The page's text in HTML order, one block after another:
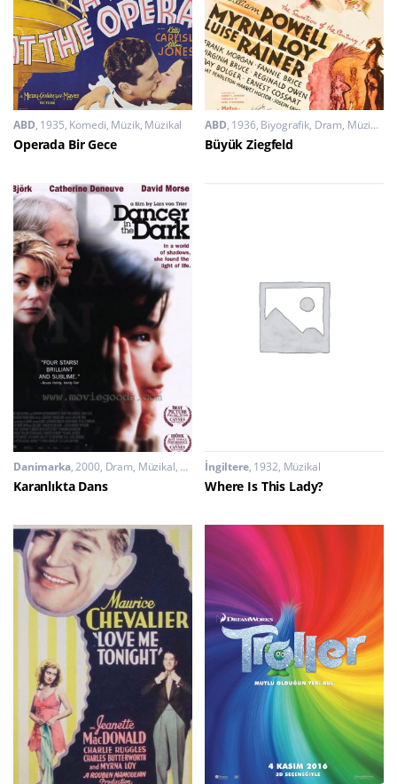
ABD 1935 Komedi, Müzik, Müzikal
Operada Bir Gece
ABD 1936 Biyografik, Dram, Müzikal
Büyük Ziegfeld
Danimarka 2000 Dram, Müzikal, Polisiye
Karanlıkta Dans
İngiltere 1932 Müzikal
Where Is This Lady?